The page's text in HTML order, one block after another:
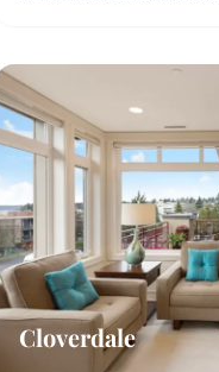
Cloverdale